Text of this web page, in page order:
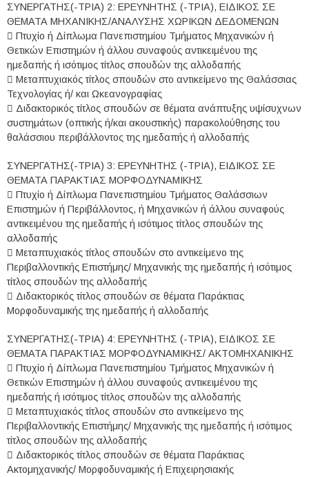
ΣΥΝΕΡΓΑΤΗΣ(-ΤΡΙΑ) 2: ΕΡΕΥΝΗΤΗΣ (-ΤΡΙΑ), ΕΙΔΙΚΟΣ ΣΕ
ΘΕΜΑΤΑ ΜΗΧΑΝΙΚΗΣ/ΑΝΑΛΥΣΗΣ ΧΩΡΙΚΩΝ ΔΕΔΟΜΕΝΩΝ
 Πτυχίο ή Δίπλωμα Πανεπιστημίου Τμήματος Μηχανικών ή
Θετικών Επιστημών ή άλλου συναφούς αντικειμένου της
ημεδαπής ή ισότιμος τίτλος σπουδών της αλλοδαπής
 Μεταπτυχιακός τίτλος σπουδών στο αντικείμενο της Θαλάσσιας
Τεχνολογίας ή/ και Ωκεανογραφίας
 Διδακτορικός τίτλος σπουδών σε θέματα ανάπτυξης υψίσυχνων
συστημάτων (οπτικής ή/και ακουστικής) παρακολούθησης του
θαλάσσιου περιβάλλοντος της ημεδαπής ή αλλοδαπής
ΣΥΝΕΡΓΑΤΗΣ(-ΤΡΙΑ) 3: ΕΡΕΥΝΗΤΗΣ (-ΤΡΙΑ), ΕΙΔΙΚΟΣ ΣΕ
ΘΕΜΑΤΑ ΠΑΡΑΚΤΙΑΣ ΜΟΡΦΟΔΥΝΑΜΙΚΗΣ
 Πτυχίο ή Δίπλωμα Πανεπιστημίου Τμήματος Θαλάσσιων
Επιστημών ή Περιβάλλοντος, ή Μηχανικών ή άλλου συναφούς
αντικειμένου της ημεδαπής ή ισότιμος τίτλος σπουδών της
αλλοδαπής
 Μεταπτυχιακός τίτλος σπουδών στο αντικείμενο της
Περιβαλλοντικής Επιστήμης/ Μηχανικής της ημεδαπής ή ισότιμος
τίτλος σπουδών της αλλοδαπής
 Διδακτορικός τίτλος σπουδών σε θέματα Παράκτιας
Μορφοδυναμικής της ημεδαπής ή αλλοδαπής
ΣΥΝΕΡΓΑΤΗΣ(-ΤΡΙΑ) 4: ΕΡΕΥΝΗΤΗΣ (-ΤΡΙΑ), ΕΙΔΙΚΟΣ ΣΕ
ΘΕΜΑΤΑ ΠΑΡΑΚΤΙΑΣ ΜΟΡΦΟΔΥΝΑΜΙΚΗΣ/ ΑΚΤΟΜΗΧΑΝΙΚΗΣ
 Πτυχίο ή Δίπλωμα Πανεπιστημίου Τμήματος Μηχανικών ή
Θετικών Επιστημών ή άλλου συναφούς αντικειμένου της
ημεδαπής ή ισότιμος τίτλος σπουδών της αλλοδαπής
 Μεταπτυχιακός τίτλος σπουδών στο αντικείμενο της
Περιβαλλοντικής Επιστήμης/ Μηχανικής της ημεδαπής ή ισότιμος
τίτλος σπουδών της αλλοδαπής
 Διδακτορικός τίτλος σπουδών σε θέματα Παράκτιας
Ακτομηχανικής/ Μορφοδυναμικής ή Επιχειρησιακής